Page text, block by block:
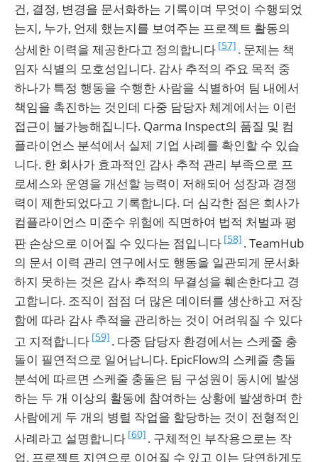
건, 결정, 변경을 문서화하는 기록이며 무엇이 수행되었
는지, 누가, 언제 했는지를 보여주는 프로젝트 활동의
상세한 이력을 제공한다고 정의합니다 [57] . 문제는 책
임자 식별의 모호성입니다. 감사 추적의 주요 목적 중
하나가 특정 행동을 수행한 사람을 식별하여 팀 내에서
책임을 촉진하는 것인데 다중 담당자 체계에서는 이런
접근이 불가능해집니다. Qarma Inspect의 품질 및 컴
플라이언스 분석에서 실제 기업 사례를 확인할 수 있습
니다. 한 회사가 효과적인 감사 추적 관리 부족으로 프
로세스와 운영을 개선할 능력이 저해되어 성장과 경쟁
력이 제한되었다고 기록합니다. 더 심각한 점은 회사가
컴플라이언스 미준수 위험에 직면하여 법적 처벌과 평
판 손상으로 이어질 수 있다는 점입니다 [58] . TeamHub
의 문서 이력 관리 연구에서도 행동을 일관되게 문서화
하지 못하는 것은 감사 추적의 무결성을 훼손한다고 경
고합니다. 조직이 점점 더 많은 데이터를 생산하고 저장
함에 따라 감사 추적을 관리하는 것이 어려워질 수 있다
고 지적합니다 [59] . 다중 담당자 환경에서는 스케줄 충
돌이 필연적으로 일어납니다. EpicFlow의 스케줄 충돌
분석에 따르면 스케줄 충돌은 팀 구성원이 동시에 발생
하는 두 개 이상의 활동에 참여하는 상황에 발생하며 한
사람에게 두 개의 병렬 작업을 할당하는 것이 전형적인
사례라고 설명합니다 [60] . 구체적인 부작용으로는 작
업, 프로젝트 지연으로 이어질 수 있고 이는 당연하게도